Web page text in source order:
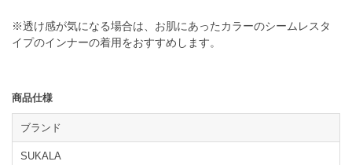
※透け感が気になる場合は、お肌にあったカラーのシームレスタ
イプのインナーの着用をおすすめします。
商品仕様
ブランド
SUKALA